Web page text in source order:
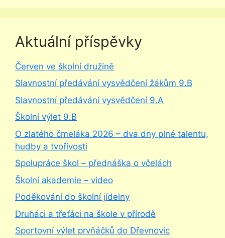
Aktuální příspěvky
Červen ve školní družině
Slavnostní předávání vysvědčení žákům 9.B
Slavnostní předávání vysvědčení 9.A
Školní výlet 9.B
O zlatého čmeláka 2026 – dva dny plné talentu,
hudby a tvořivosti
Spolupráce škol – přednáška o včelách
Školní akademie – video
Poděkování do školní jídelny
Druháci a třeťáci na škole v přírodě
Sportovní výlet prvňáčků do Dřevnovic